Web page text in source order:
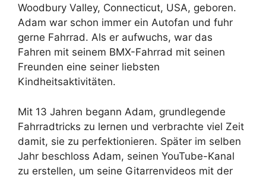
Woodbury Valley, Connecticut, USA, geboren.
Adam war schon immer ein Autofan und fuhr
gerne Fahrrad. Als er aufwuchs, war das
Fahren mit seinem BMX-Fahrrad mit seinen
Freunden eine seiner liebsten
Kindheitsaktivitäten.
Mit 13 Jahren begann Adam, grundlegende
Fahrradtricks zu lernen und verbrachte viel Zeit
damit, sie zu perfektionieren. Später im selben
Jahr beschloss Adam, seinen YouTube-Kanal
zu erstellen, um seine Gitarrenvideos mit der